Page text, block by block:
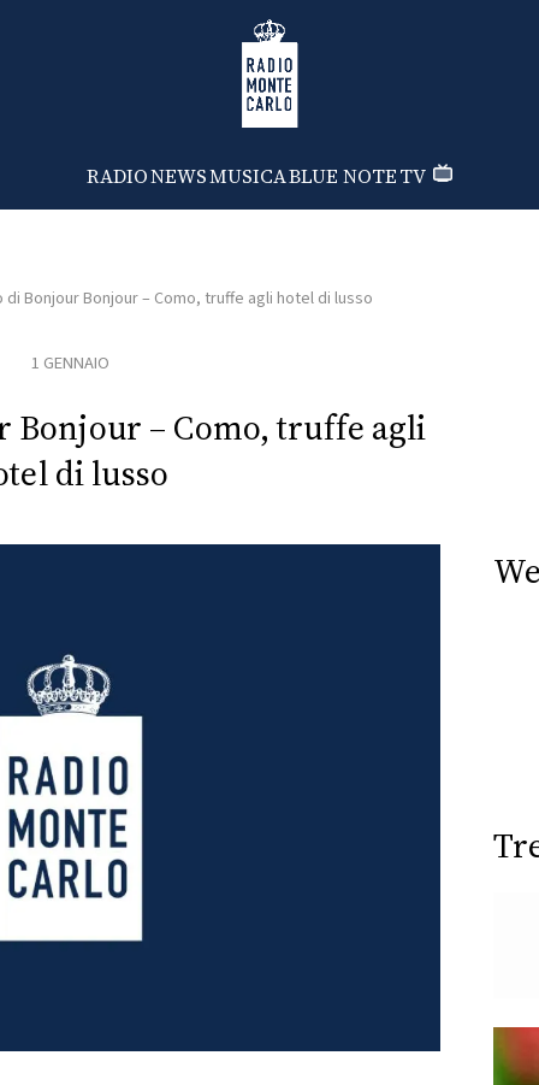
Radio Monte Carlo
RADIONEWSMUSICABLUE NOTETV
Bonjour Bonjour – Como, truffe agli hotel di lusso
1 GENNAIO
Bonjour – Como, truffe agli
di lusso